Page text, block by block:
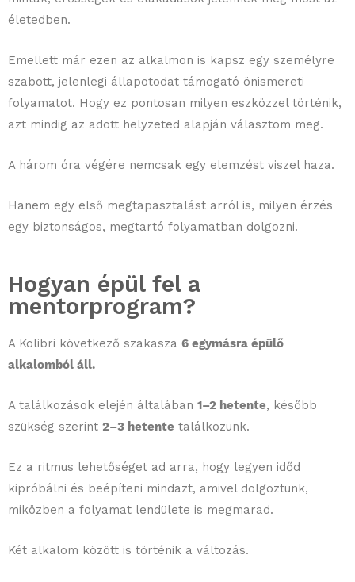
életedben.
Emellett már ezen az alkalmon is kapsz egy személyre
szabott, jelenlegi állapotodat támogató önismereti
folyamatot. Hogy ez pontosan milyen eszközzel történik,
azt mindig az adott helyzeted alapján választom meg.
A három óra végére nemcsak egy elemzést viszel haza.
Hanem egy első megtapasztalást arról is, milyen érzés
egy biztonságos, megtartó folyamatban dolgozni.
Hogyan épül fel a
mentorprogram?
A Kolibri következő szakasza 6 egymásra épülő
alkalomból áll.
A találkozások elején általában 1–2 hetente, később
szükség szerint 2–3 hetente találkozunk.
Ez a ritmus lehetőséget ad arra, hogy legyen időd
kipróbálni és beépíteni mindazt, amivel dolgoztunk,
miközben a folyamat lendülete is megmarad.
Két alkalom között is történik a változás.